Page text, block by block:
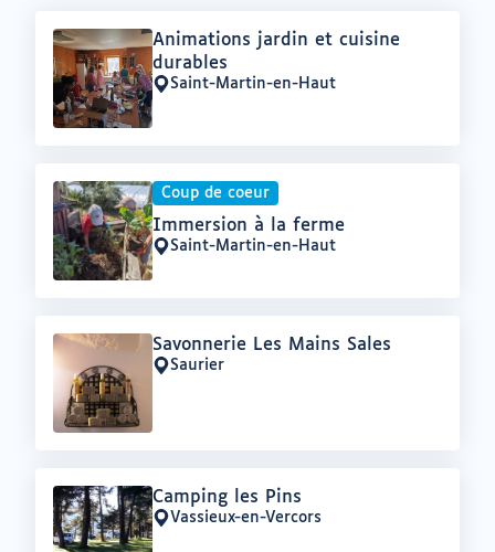
Offre
:
Animations jardin et cuisine
durables
Lieu
:
Saint-Martin-en-Haut
Coup de coeur
Offre
:
Immersion à la ferme
Lieu
:
Saint-Martin-en-Haut
Offre
:
Savonnerie Les Mains Sales
LieuSaurier
Offre
:
Camping les Pins
Lieu
:
Vassieux-en-Vercors